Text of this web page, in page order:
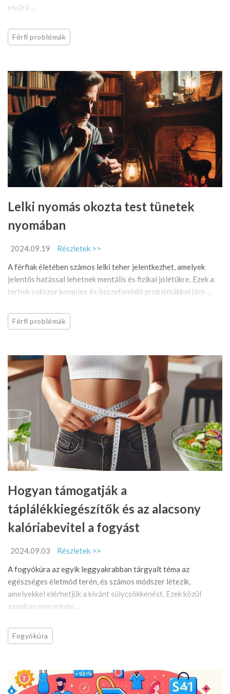
elvárá ...
Férfi problémák
Lelki nyomás okozta test tünetek
nyomában
2024.09.19
Részletek >>
A férfiak életében számos lelki teher jelentkezhet, amelyek
jelentős hatással lehetnek mentális és fizikai jólétükre. Ezek a
terhek sokszor komplex és összefonódó problémákkal járn ...
Férfi problémák
Hogyan támogatják a
táplálékkiegészítők és az alacsony
kalóriabevitel a fogyást
2024.09.03
Részletek >>
A fogyókúra az egyik leggyakrabban tárgyalt téma az
egészséges életmód terén, és számos módszer létezik,
amelyekkel elérhetjük a kívánt súlycsökkenést. Ezek közül
azonban nem minde ...
Fogyókúra